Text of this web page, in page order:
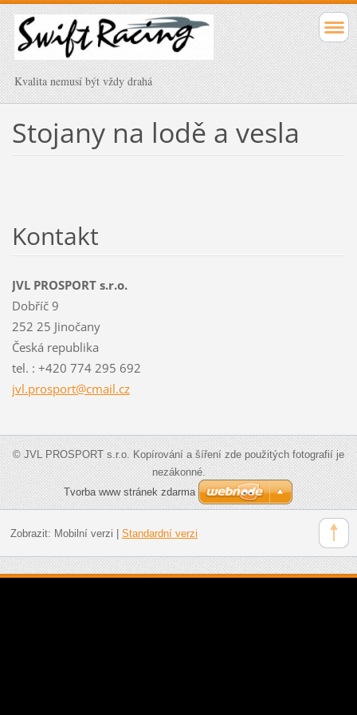
Kvalita nemusí být vždy drahá
Stojany na lodě a vesla
Kontakt
JVL PROSPORT s.r.o.
Dobříč 9
252 25 Jinočany
Česká republika
tel. : +420 774 295 692
jvl.prosport@cmail.cz
© JVL PROSPORT s.r.o. Kopírování a šíření zde použitých fotografií je
nezákonné.
Tvorba www stránek zdarma
Zobrazit: Mobilní verzi Standardní verzi